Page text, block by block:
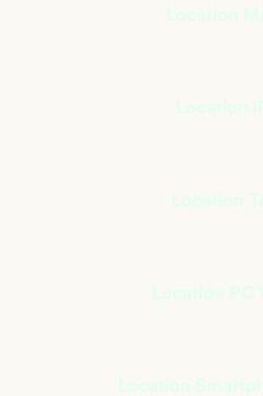
Location
Location
Location
Location PC
Location